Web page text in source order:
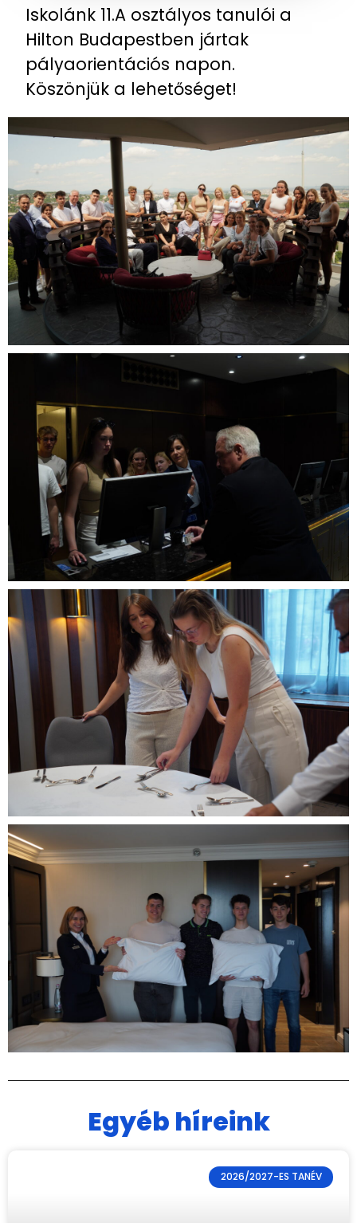
Iskolánk 11.A osztályos tanulói a
Hilton Budapestben jártak
pályaorientációs napon.
Köszönjük a lehetőséget!
Egyéb híreink
2026/2027-ES TANÉV